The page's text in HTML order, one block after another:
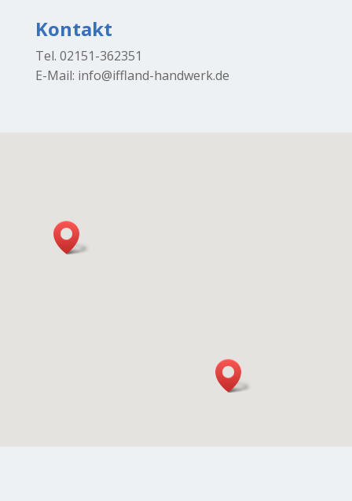
Kontakt
Tel. 02151-362351
E-Mail: info@iffland-handwerk.de